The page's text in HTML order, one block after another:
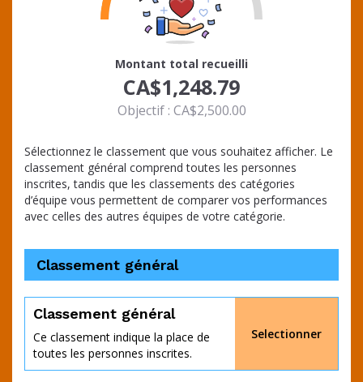
Objectif
atteint
Montant total recueilli
CA$1,248.79
Objectif : CA$2,500.00
Sélectionnez le classement que vous souhaitez afficher. Le
classement général comprend toutes les personnes
inscrites, tandis que les classements des catégories
d’équipe vous permettent de comparer vos performances
avec celles des autres équipes de votre catégorie.
Classement général
Classement général
Ce classement indique la place de
toutes les personnes inscrites.
Selectionner